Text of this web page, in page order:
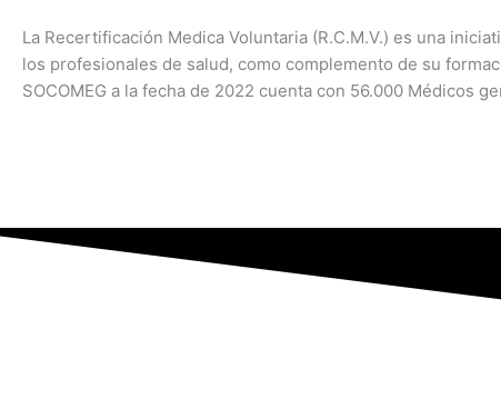
La Recertificación Medica Voluntaria (R.C.M.V.) es una
los profesionales de salud, como complemento de su
SOCOMEG a la fecha de 2022 cuenta con 56.000 Médicos